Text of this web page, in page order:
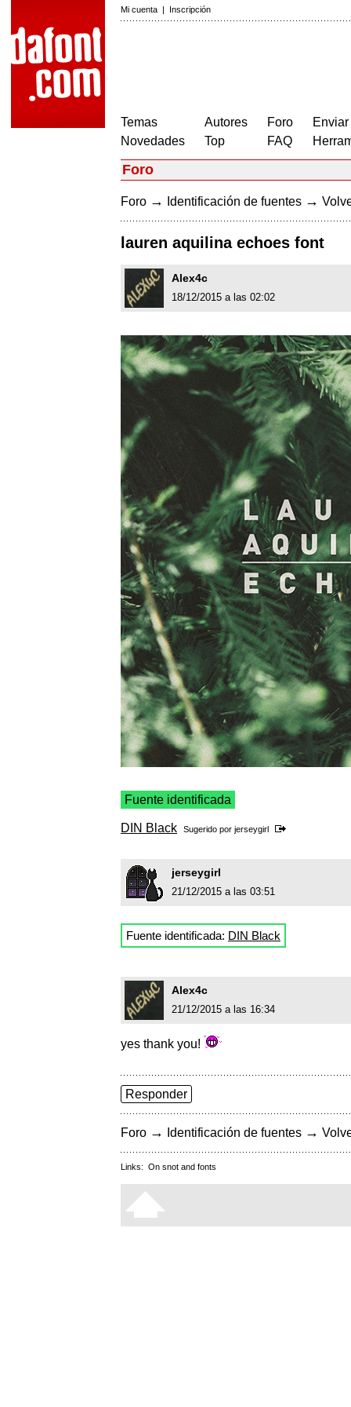
Mi cuenta | Inscripción
Temas
Novedades
Autores
Top
Foro
FAQ
Foro
Foro → Identificación de fuentes →
lauren aquilina echoes font
Alex4c
18/12/2015 a las 02:02
Fuente identificada
DIN Black Sugerido por jerseygirl
jerseygirl
21/12/2015 a las 03:51
Fuente identificada: DIN Black
Alex4c
21/12/2015 a las 16:34
yes thank you!
Responder
Foro → Identificación de fuentes →
Links: On snot and fonts